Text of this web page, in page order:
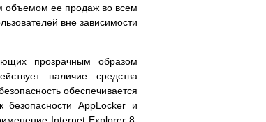
объемом ее продаж во всем
вне зависимости
прозрачным образом
наличие средства
обеспечивается
безопасности AppLocker и